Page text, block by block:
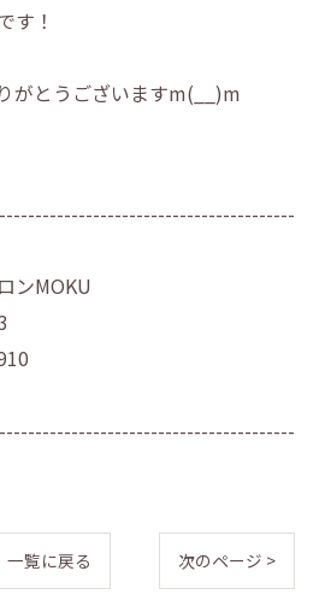
す！
がとうございますm(__)m
ンMOKU
一覧に戻る 次のページ >